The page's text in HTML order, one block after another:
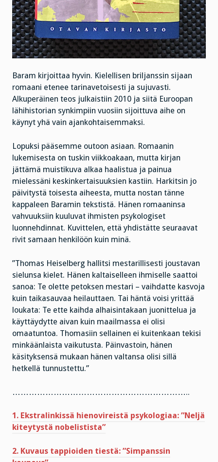
Baram kirjoittaa hyvin. Kielellisen briljanssin sijaan
romaani etenee tarinavetoisesti ja sujuvasti.
Alkuperäinen teos julkaistiin 2010 ja siitä Euroopan
lähihistorian synkimpiin vuosiin sijoittuva aihe on
käynyt yhä vain ajankohtaisemmaksi.
Lopuksi pääsemme outoon asiaan. Romaanin
lukemisesta on tuskin viikkoakaan, mutta kirjan
jättämä muistikuva alkaa haalistua ja painua
mielessäni keskinkertaisuuksien kastiin. Harkitsin jo
päivitystä toisesta aiheesta, mutta nostan tänne
kappaleen Baramin tekstistä. Hänen romaaninsa
vahvuuksiin kuuluvat ihmisten psykologiset
luonnehdinnat. Kuvittelen, että yhdistätte seuraavat
rivit samaan henkilöön kuin minä.
”Thomas Heiselberg hallitsi mestarillisesti joustavan
sielunsa kielet. Hänen kaltaiselleen ihmiselle saattoi
sanoa: Te olette petoksen mestari – vaihdatte kasvoja
kuin taikasauvaa heilauttaen. Tai häntä voisi yrittää
loukata: Te ette kaihda alhaisintakaan juonittelua ja
käyttäydytte aivan kuin maailmassa ei olisi
omaatuntoa. Thomasiin sellainen ei kuitenkaan tekisi
minkäänlaista vaikutusta. Päinvastoin, hänen
käsityksensä mukaan hänen valtansa olisi sillä
hetkellä tunnustettu.”
………………………………………………………..
1. Ekstralinkissä hienovireistä psykologiaa: ”Neljä
kiteytystä nobelistista”
2. Kuvaus tappioiden tiestä: ”Simpanssin